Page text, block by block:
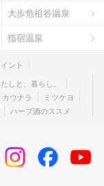
大歩危祖谷温泉
指宿温泉
ント
しと、暮らし。
カウナラ
ミツケヨ
ハーブ酒のススメ